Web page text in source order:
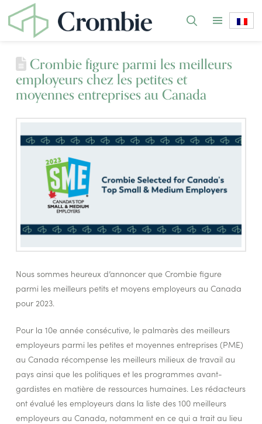
Crombie figure parmi les meilleurs
employeurs chez les petites et
moyennes entreprises au Canada
Nous sommes heureux d’annoncer que Crombie figure
parmi les meilleurs petits et moyens employeurs au Canada
pour 2023.
Pour la 10e année consécutive, le palmarès des meilleurs
employeurs parmi les petites et moyennes entreprises (PME)
au Canada récompense les meilleurs milieux de travail au
pays ainsi que les politiques et les programmes avant-
gardistes en matière de ressources humaines. Les rédacteurs
ont évalué les employeurs dans la liste des 100 meilleurs
employeurs au Canada, notamment en ce qui a trait au lieu